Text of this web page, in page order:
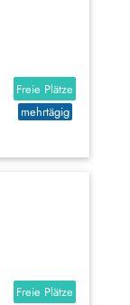
Freie Plätze
mehrtägig
Freie Plätze